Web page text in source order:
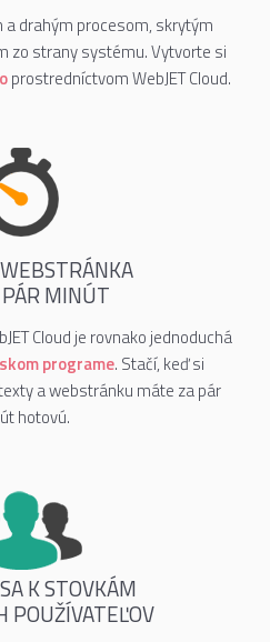
drahým procesom, skrytým
zo strany systému. Vytvorte si
prostredníctvom WebJET Cloud.
MINÚT
Cloud je rovnako jednoduchá
programe. Stačí, keď si
a webstránku máte za pár
hotovú.
K STOVKÁM
POUŽÍVATEĽOV